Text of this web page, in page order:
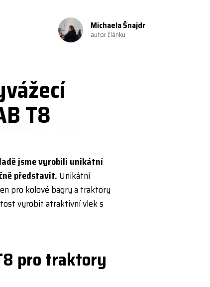
Michaela Šnajdr
autor článku
T8
jsme vyrobili unikátní
představit. Unikátní
pro kolové bagry a traktory
vyrobit atraktivní vlek s
pro traktory